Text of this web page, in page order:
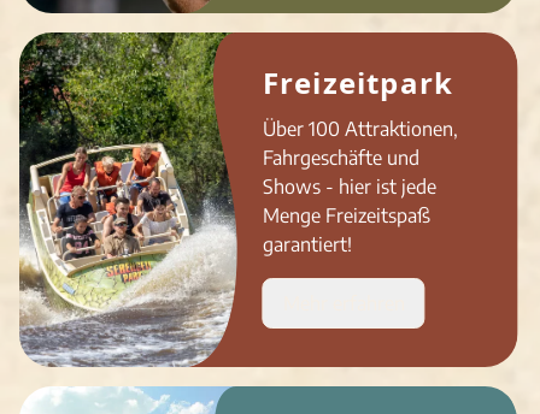
Freizeitpark
Über 100 Attraktionen,
Fahrgeschäfte und
Shows - hier ist jede
Menge Freizeitspaß
garantiert!